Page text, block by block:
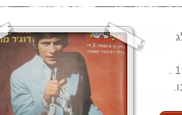
, נדלג